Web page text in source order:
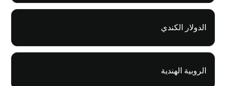
الدولار الكندي
الروبية الهندية